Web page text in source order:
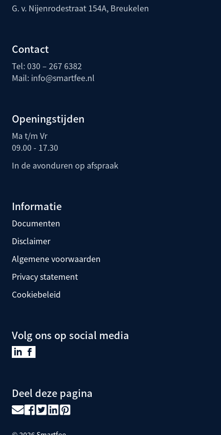
G. v. Nijenrodestraat 154A, Breukelen
Contact
Tel: 030 – 267 6382
Mail: info@smartfee.nl
Openingstijden
Ma t/m Vr
09.00 - 17.30
In de avonduren op afspraak
Informatie
Documenten
Disclaimer
Algemene voorwaarden
Privacy statement
Cookiebeleid
Volg ons op social media
Deel deze pagina